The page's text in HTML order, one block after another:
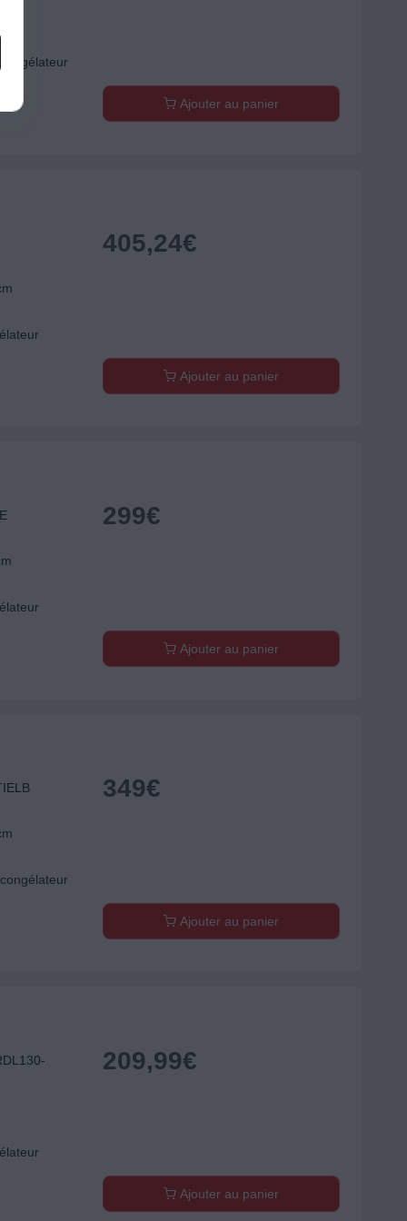
Ajouter au panier
405,24€
Ajouter au panier
299€
Ajouter au panier
349€
Ajouter au panier
209,99€
Ajouter au panier